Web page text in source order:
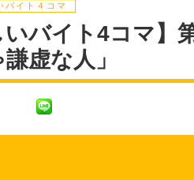
バイト４コマ
いバイト4コマ】
虚な人」